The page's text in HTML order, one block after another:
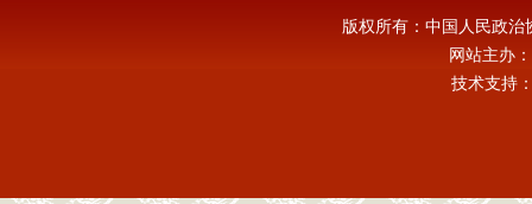
版权所有：中国人民政
网站主办
技术支持